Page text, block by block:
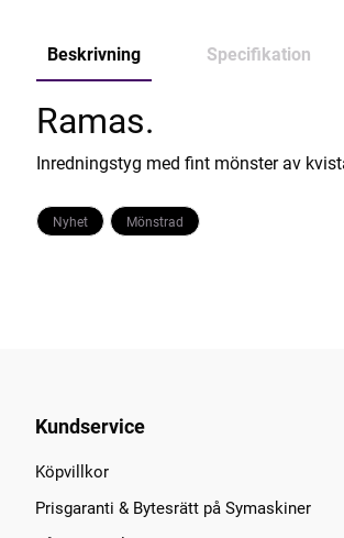
Beskrivning Specifikation
Ramas.
Inredningstyg med fint mönster av
Nyhet Mönstrad
Kundservice
Köpvillkor
Prisgaranti & Bytesrätt på Symaskiner